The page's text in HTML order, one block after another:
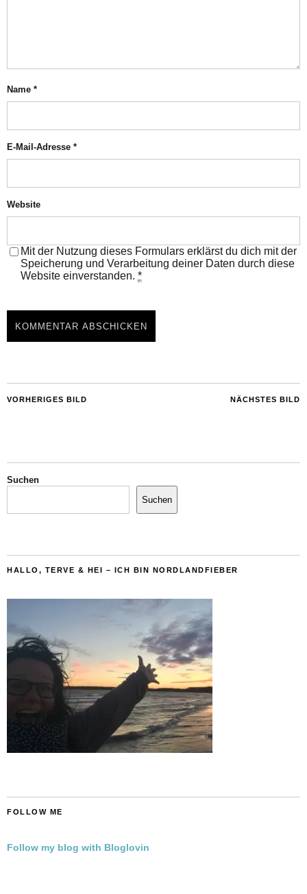
Name *
E-Mail-Adresse *
Website
Mit der Nutzung dieses Formulars erklärst du dich mit der
Speicherung und Verarbeitung deiner Daten durch diese
Website einverstanden. *
NÄCHSTES BILD
VORHERIGES BILD
Suchen
Suchen
HALLO, TERVE & HEI – ICH BIN NORDLANDFIEBER
FOLLOW ME
Follow my blog with Bloglovin